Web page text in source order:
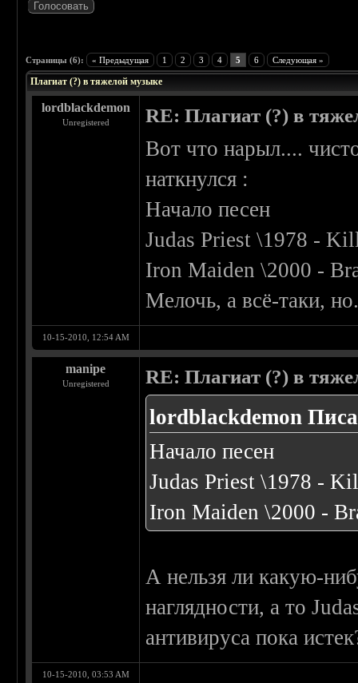
Страницы (6): « Предыдущая 1 2 3 4 5 6 Следующая »
Плагиат (?) в тяжелой музыке
lordblackdemon
Unregistered RE: Плагиат (?) в
Вот что нарыл....
наткнулся :
Начало песен
Judas Priest \1978 -
Iron Maiden \2000 -
Мелочь, а всё-таки,
10-15-2010, 12:54 AM
manipe
Unregistered RE: Плагиат (?) в
lordblackdemon
Начало песен
Judas Priest \1978 -
Iron Maiden \2000 -
А нельзя ли какую-
наглядности, а то
антивируса пока
10-15-2010, 03:53 AM